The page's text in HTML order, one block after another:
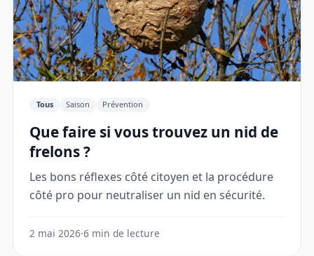
Tous Saison Prévention
Que faire si vous trouvez un nid de
frelons ?
Les bons réflexes côté citoyen et la procédure
côté pro pour neutraliser un nid en sécurité.
2 mai 2026·6 min de lecture